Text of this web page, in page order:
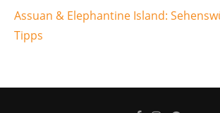
Assuan & Elephantine Island:
Tipps